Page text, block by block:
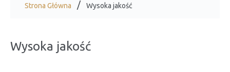
Strona Główna Wysoka jakość
Wysoka jakość